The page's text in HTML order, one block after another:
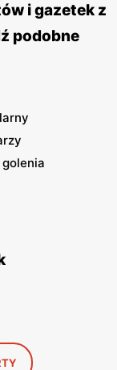
i gazetek z
podobne